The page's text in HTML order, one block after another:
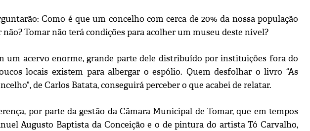
Como é que um concelho com cerca de 20% da nossa população
Tomar não terá condições para acolher um museu deste nível?
um acervo enorme, grande parte dele distribuído por instituições fora do
locais existem para albergar o espólio. Quem desfolhar o livro “As
de Carlos Batata, conseguirá perceber o que acabei de relatar.
por parte da gestão da Câmara Municipal de Tomar, que em tempos
Augusto Baptista da Conceição e o de pintura do artista Tó Carvalho,